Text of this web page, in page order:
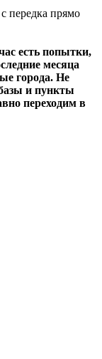
передка прямо
есть попытки,
месяца
города. Не
и пункты
переходим в